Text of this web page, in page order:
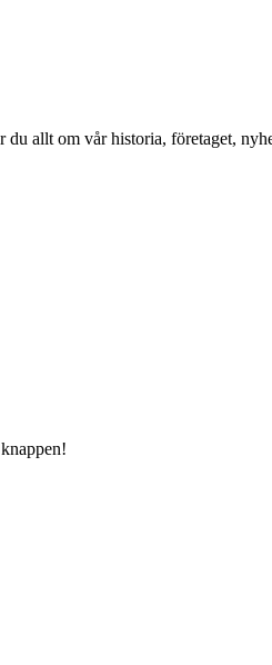
du allt om vår historia, företaget,